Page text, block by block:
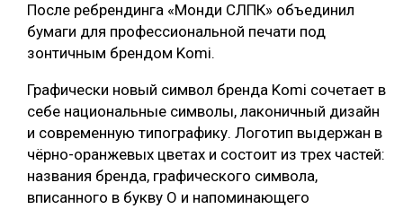
ЛЕСОВОССТАНОВЛЕНИЕ И ЗАЩИТА
ЛОГИСТИКА
ПРОИЗВОДСТВО ДРЕВЕСНЫХ ПЛИТ
ЦБП
КОМПЛЕКСНАЯ ПЕРЕРАБОТКА
ЛЕСОПИЛЕНИЕ
ТЕМАТИЧЕСКИЕ ПРОЕКТЫ
После ребрендинга «Монди СЛПК» объединил
бумаги для профессиональной печати под
зонтичным брендом Komi.
Графически новый символ бренда Komi сочетает в
себе национальные символы, лаконичный дизайн
и современную типографику. Логотип выдержан в
чёрно-оранжевых цветах и состоит из трех частей:
названия бренда, графического символа,
вписанного в букву О и напоминающего